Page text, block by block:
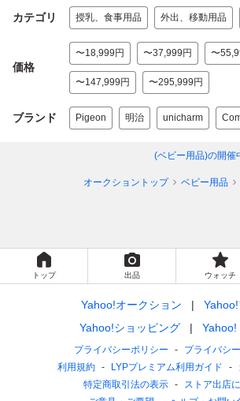
カテゴリ 授乳、食事用品 外出、移動用品
価格
〜18,999円 〜37,999円 〜
〜147,999円 〜295,999円
ブランド Pigeon 明治 unicharm
(ベビー用品)の開催
オークショントップ ベビー用品
トップ 出品 ウォッチ
Yahoo!オークション
Yahoo!ショッピング
Yahoo!
プライバシーポリシー
プライバシ
利用規約
LYPプレミアム利用ガイド
特定商取引法の表示
ストア出店